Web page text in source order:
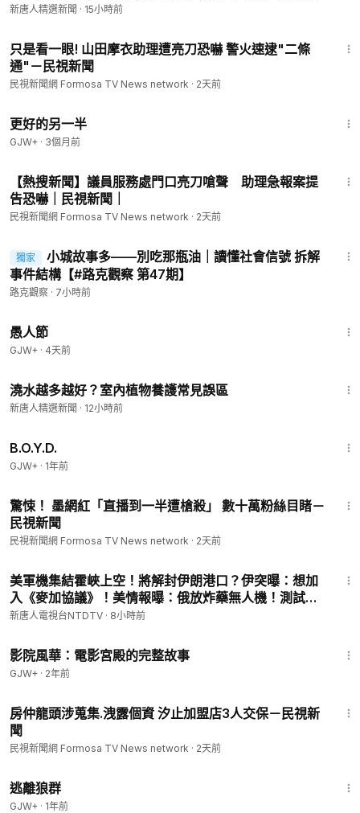
新唐人精選新聞 · 15小時前
只是看一眼! 山田摩衣助理遭亮刀恐嚇 警火速逮"二條
通"－民視新聞
民視新聞網 Formosa TV News network · 2天前
更好的另一半
GJW+ · 3個月前
【熱搜新聞】議員服務處門口亮刀嗆聲 助理急報案提
告恐嚇｜民視新聞｜
民視新聞網 Formosa TV News network · 2天前
獨家
小城故事多——別吃那瓶油｜讀懂社會信號 拆解
事件結構【#路克觀察 第47期】
路克觀察 · 7小時前
愚人節
GJW+ · 4天前
澆水越多越好？室內植物養護常見誤區
新唐人精選新聞 · 12小時前
B.O.Y.D.
GJW+ · 1年前
驚悚！ 墨網紅「直播到一半遭槍殺」 數十萬粉絲目睹－
民視新聞
民視新聞網 Formosa TV News network · 2天前
美軍機集結霍峽上空！將解封伊朗港口？伊突曝：想加
入《麥加協議》！美情報曝：俄放炸藥無人機！測試北
約底線？中共「反腐先鋒」秒落馬！挪威碉堡驚藏中共
新唐人電視台NTDTV · 8小時前
影院風華：電影宮殿的完整故事
GJW+ · 2年前
房仲龍頭涉蒐集.洩露個資 汐止加盟店3人交保－民視新
聞
民視新聞網 Formosa TV News network · 2天前
逃離狼群
GJW+ · 1年前